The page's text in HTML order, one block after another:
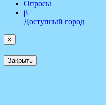
Опросы
β
Доступный город
×
Закрыть